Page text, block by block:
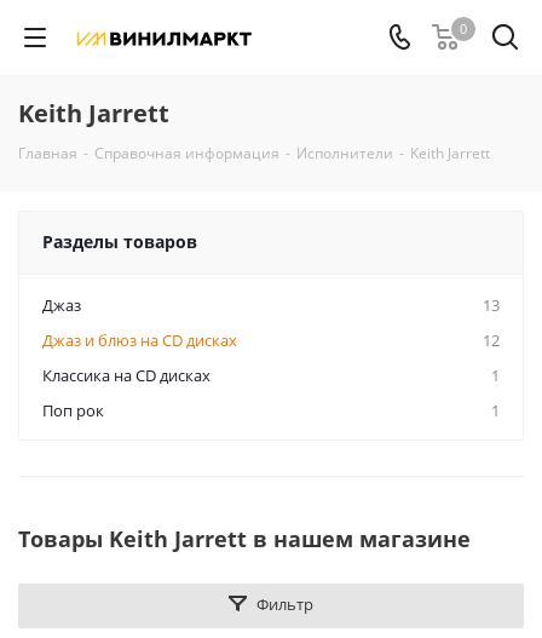
0
Keith Jarrett
Главная - Справочная информация - Исполнители - Keith Jarrett
Разделы товаров
Джаз
13
Джаз и блюз на CD дисках
12
Классика на CD дисках
1
Поп рок
1
Товары Keith Jarrett в нашем магазине
Фильтр